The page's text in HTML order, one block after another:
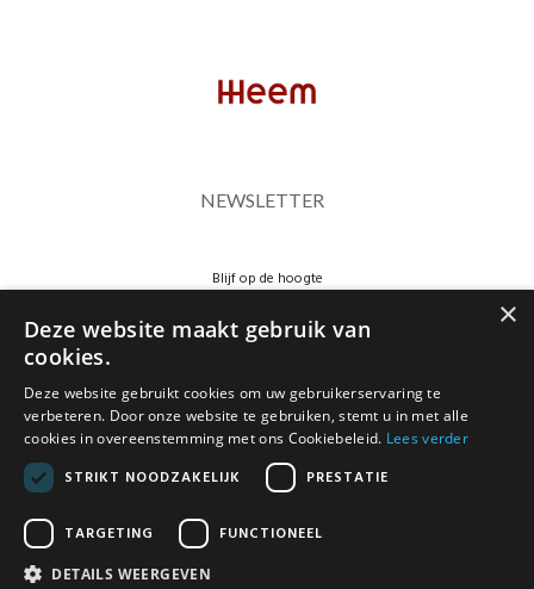
NEWSLETTER
Blijf op de hoogte
JA, HOU ME OP DE HOOGTE
×
Deze website maakt gebruik van
cookies.
Deze website gebruikt cookies om uw gebruikerservaring te
verbeteren. Door onze website te gebruiken, stemt u in met alle
cookies in overeenstemming met ons Cookiebeleid. Lees verder
STRIKT NOODZAKELIJK PRESTATIE
TARGETING FUNCTIONEEL
DETAILS WEERGEVEN